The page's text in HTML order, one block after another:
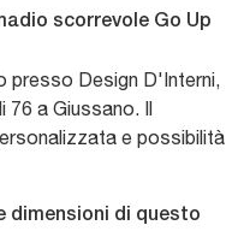
scorrevole Go Up
presso Design D'Interni,
76 a Giussano. Il
e possibilità
dimensioni di questo